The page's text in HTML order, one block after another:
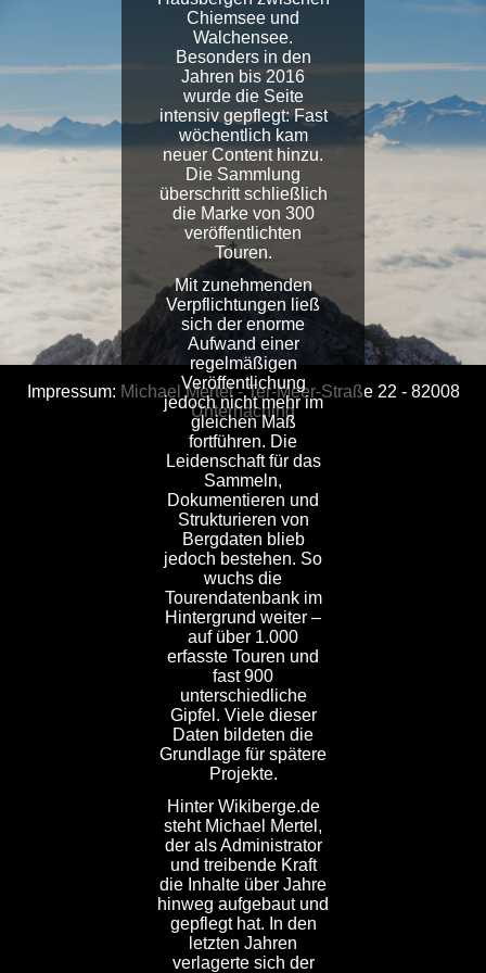
Chiemsee und
Walchensee.
Besonders in den
Jahren bis 2016
wurde die Seite
intensiv gepflegt: Fast
wöchentlich kam
neuer Content hinzu.
Die Sammlung
überschritt schließlich
die Marke von 300
veröffentlichten
Touren.
Mit zunehmenden
Verpflichtungen ließ
sich der enorme
Aufwand einer
regelmäßigen
Veröffentlichung
jedoch nicht mehr im
gleichen Maß
fortführen. Die
Leidenschaft für das
Sammeln,
Dokumentieren und
Strukturieren von
Bergdaten blieb
jedoch bestehen. So
wuchs die
Tourendatenbank im
Hintergrund weiter –
auf über 1.000
erfasste Touren und
fast 900
unterschiedliche
Gipfel. Viele dieser
Daten bildeten die
Grundlage für spätere
Projekte.
Hinter Wikiberge.de
steht Michael Mertel,
der als Administrator
und treibende Kraft
die Inhalte über Jahre
hinweg aufgebaut und
gepflegt hat. In den
letzten Jahren
verlagerte sich der
Impressum: Michael Mertel - Ter-Meer-Straße 22 - 82008
Unterhaching